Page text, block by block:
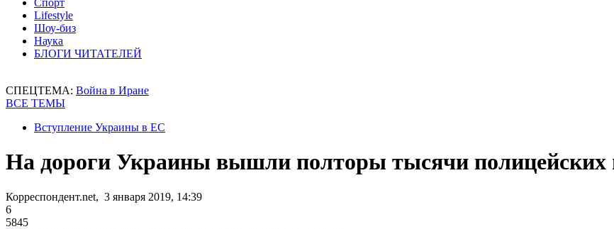
Спорт
Lifestyle
Шоу-биз
Наука
БЛОГИ ЧИТАТЕЛЕЙ
СПЕЦТЕМА: Война в Иране
ВСЕ ТЕМЫ
Вступление Украины в ЕС
На дороги Украины вышли полторы тысячи полицейских
Корреспондент.net, 3 января 2019, 14:39
6
5845